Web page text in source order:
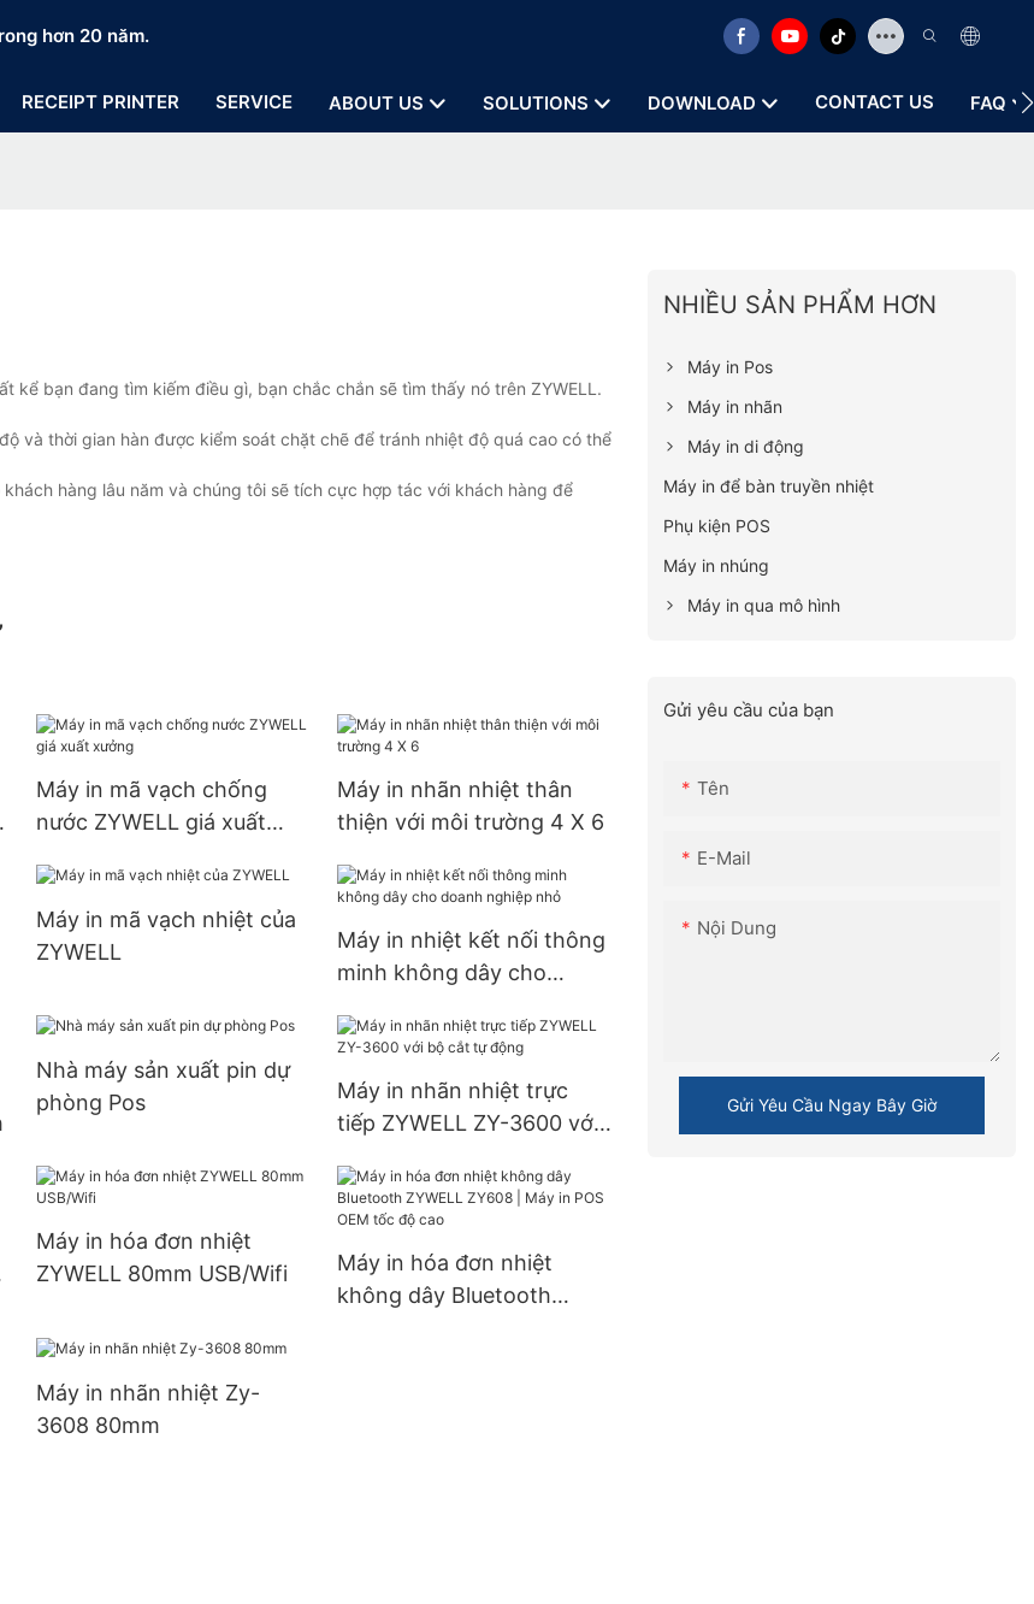
hơn 20 năm.
RECEIPT PRINTER SERVICE ABOUT US SOLUTIONS DOWNLOAD CONTACT US FAQ
kể bạn đang tìm kiếm điều gì, bạn chắc chắn sẽ tìm thấy nó trên ZYWELL.
và thời gian hàn được kiểm soát chặt chẽ để tránh nhiệt độ quá cao có thể
hàng lâu năm và chúng tôi sẽ tích cực hợp tác với khách hàng để
Máy in mã vạch chống
nước ZYWELL giá xuất
Máy in nhãn nhiệt thân
thiện với môi trường 4 X 6
Máy in mã vạch nhiệt của
ZYWELL
Máy in nhiệt kết nối thông
minh không dây cho
Nhà máy sản xuất pin dự
phòng Pos
Máy in nhãn nhiệt trực
tiếp ZYWELL ZY-3600 với
Máy in hóa đơn nhiệt
ZYWELL 80mm USB/Wifi
Máy in hóa đơn nhiệt
không dây Bluetooth
Máy in nhãn nhiệt Zy-
3608 80mm
NHIỀU SẢN PHẨM HƠN
Máy in Pos
Máy in nhãn
Máy in di động
Máy in để bàn truyền nhiệt
Phụ kiện POS
Máy in nhúng
Máy in qua mô hình
Gửi yêu cầu của bạn
Tên
E-Mail
Nội Dung
Gửi Yêu Cầu Ngay Bây Giờ